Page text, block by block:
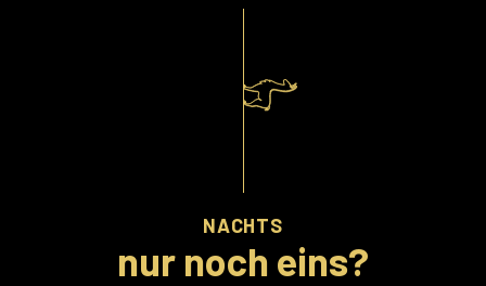
NACHTS
nur noch eins?